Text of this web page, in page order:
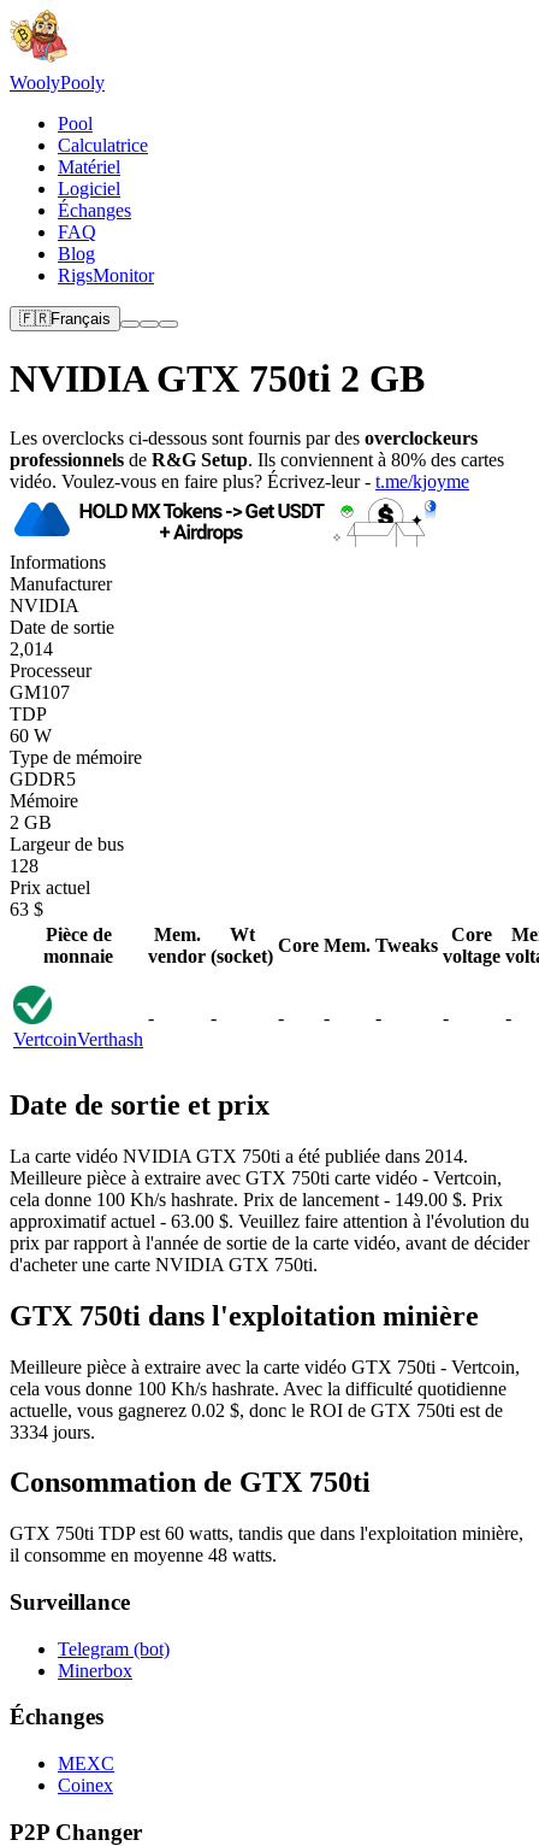
WoolyPooly
Pool
Calculatrice
Matériel
Logiciel
Échanges
FAQ
Blog
RigsMonitor
🇫🇷Français
NVIDIA GTX 750ti 2 GB
Les overclocks ci-dessous sont fournis par des overclockeurs
professionnels de R&G Setup. Ils conviennent à 80% des cartes
vidéo. Voulez-vous en faire plus? Écrivez-leur - t.me/kjoyme
Informations
Manufacturer
NVIDIA
Date de sortie
2,014
Processeur
GM107
TDP
60 W
Type de mémoire
GDDR5
Mémoire
2 GB
Largeur de bus
128
Prix actuel
63 $
Pièce de
monnaie
Mem.
vendor
Wt
(socket)
Core Mem. Tweaks
Core
voltage
VertcoinVerthash
- - - - - - -
Date de sortie et prix
La carte vidéo NVIDIA GTX 750ti a été publiée dans 2014.
Meilleure pièce à extraire avec GTX 750ti carte vidéo - Vertcoin,
cela donne 100 Kh/s hashrate. Prix de lancement - 149.00 $. Prix
approximatif actuel - 63.00 $. Veuillez faire attention à l'évolution du
prix par rapport à l'année de sortie de la carte vidéo, avant de décider
d'acheter une carte NVIDIA GTX 750ti.
GTX 750ti dans l'exploitation minière
Meilleure pièce à extraire avec la carte vidéo GTX 750ti - Vertcoin,
cela vous donne 100 Kh/s hashrate. Avec la difficulté quotidienne
actuelle, vous gagnerez 0.02 $, donc le ROI de GTX 750ti est de
3334 jours.
Consommation de GTX 750ti
GTX 750ti TDP est 60 watts, tandis que dans l'exploitation minière,
il consomme en moyenne 48 watts.
Surveillance
Telegram (bot)
Minerbox
Échanges
MEXC
Coinex
P2P Changer